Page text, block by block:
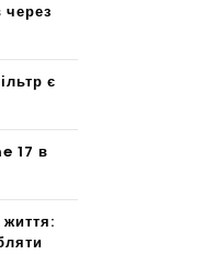
через
є
17 в